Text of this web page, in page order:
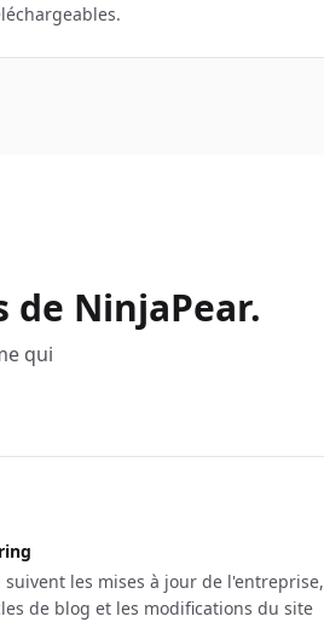
NinjaPear.
qui
suivent les mises à jour de l'entreprise,
de blog et les modifications du site